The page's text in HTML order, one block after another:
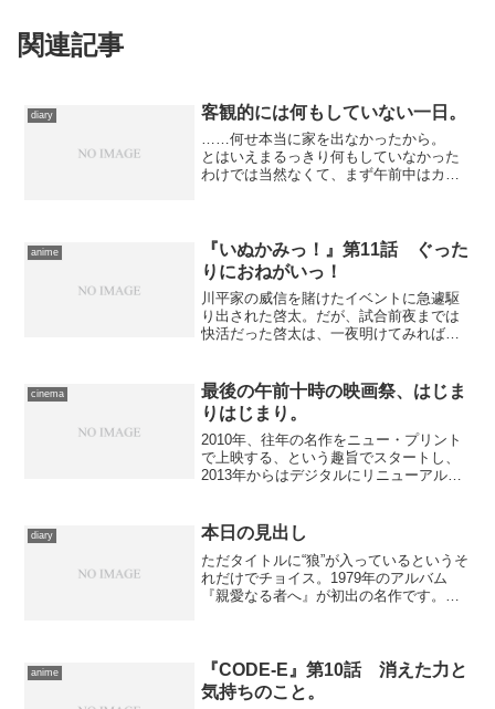
関連記事
diary 客観的には何もしていない一日。
……何せ本当に家を出なかったから。
とはいえまるっきり何もしていなかった
わけでは当然なくて、まず午前中はカバ
た生うどんで昼食。いつも...
anime
『いぬかみっ！』第11話 ぐった
りにおねがいっ！
川平家の威信を賭けたイベントに急遽駆
り出された啓太。だが、試合前夜までは
快活だった啓太は、一夜明けてみれば全
らないまま啓太を試合に赴かせる。成り
行きでいちおうは勝ち抜い...
cinema
最後の午前十時の映画祭、はじま
りはじまり。
2010年、往年の名作をニュー・プリント
で上映する、という趣旨でスタートし、
2013年からはデジタルにリニューアルし
を打つことになりました*1。第１回から
ぽつぽつと観...
diary 本日の見出し
ただタイトルに“狼”が入っているというそ
れだけでチョイス。1979年のアルバム
『親愛なる者へ』が初出の名作です。個
るのはこれだった...
anime
『CODE-E』第10話 消えた力と
気持ちのこと。